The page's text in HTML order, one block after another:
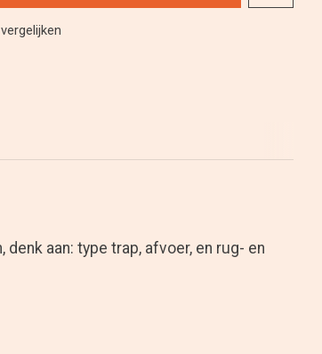
aan: type trap, afvoer, en rug- en